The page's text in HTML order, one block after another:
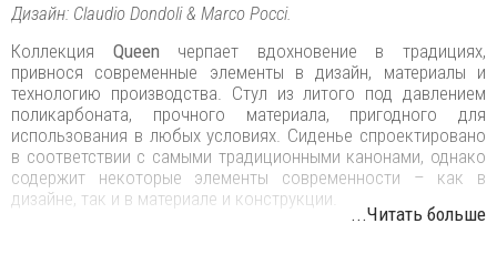
Дизайн: Claudio Dondoli & Marco Pocci.
Коллекция Queen черпает вдохновение в традициях,
привнося современные элементы в дизайн, материалы и
технологию производства. Стул из литого под давлением
поликарбоната, прочного материала, пригодного для
использования в любых условиях. Сиденье спроектировано
в соответствии с самыми традиционными канонами, однако
содержит некоторые элементы современности – как в
дизайне, так и в материале и конструкции.
...Читать больше